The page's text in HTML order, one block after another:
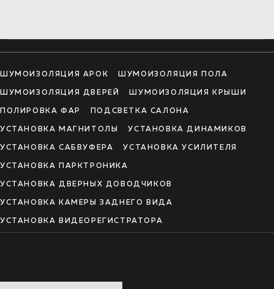
ШУМОИЗОЛЯЦИЯ АРОК ШУМОИЗОЛЯЦИЯ ПОЛА
ШУМОИЗОЛЯЦИЯ ДВЕРЕЙ ШУМОИЗОЛЯЦИЯ КРЫШИ
ПОЛИРОВКА ФАР ПОДСВЕТКА САЛОНА
УСТАНОВКА МАГНИТОЛЫ УСТАНОВКА ДИНАМИКОВ
УСТАНОВКА САБВУФЕРА УСТАНОВКА УСИЛИТЕЛЯ
УСТАНОВКА ПАРКТРОНИКА
УСТАНОВКА ДВЕРНЫХ ДОВОДЧИКОВ
УСТАНОВКА КАМЕРЫ ЗАДНЕГО ВИДА
УСТАНОВКА ВИДЕОРЕГИСТРАТОРА